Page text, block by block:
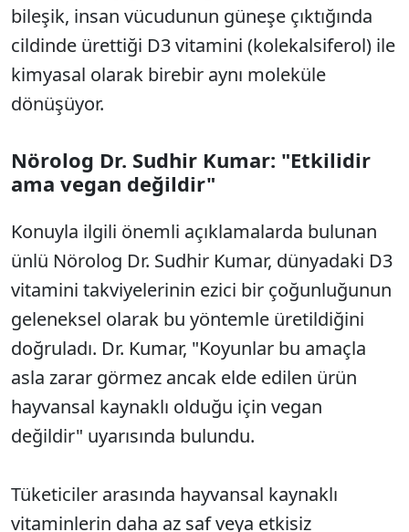
bileşik, insan vücudunun güneşe çıktığında
cildinde ürettiği D3 vitamini (kolekalsiferol) ile
kimyasal olarak birebir aynı moleküle
dönüşüyor.
Nörolog Dr. Sudhir Kumar: "Etkilidir
ama vegan değildir"
Konuyla ilgili önemli açıklamalarda bulunan
ünlü Nörolog Dr. Sudhir Kumar, dünyadaki D3
vitamini takviyelerinin ezici bir çoğunluğunun
geleneksel olarak bu yöntemle üretildiğini
doğruladı. Dr. Kumar, "Koyunlar bu amaçla
asla zarar görmez ancak elde edilen ürün
hayvansal kaynaklı olduğu için vegan
değildir" uyarısında bulundu.
Tüketiciler arasında hayvansal kaynaklı
vitaminlerin daha az saf veya etkisiz